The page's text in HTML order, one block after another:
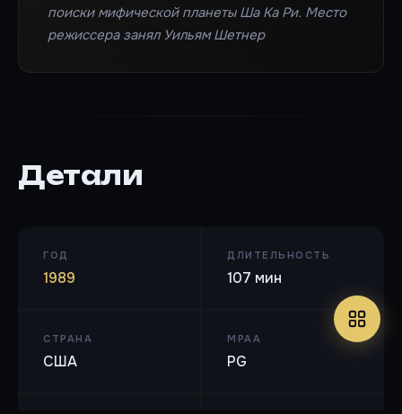
поиски мифической планеты Ша Ка Ри. Место
режиссера занял Уильям Шетнер
Детали
ГОД
1989
ДЛИТЕЛЬНОСТЬ
107 мин
СТРАНА
США
MPAA
PG